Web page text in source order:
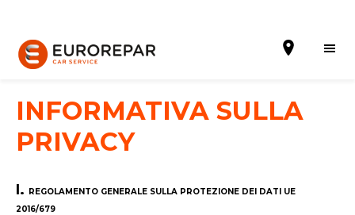
Richiedi un preventivo
INFORMATIVA SULLA
PRIVACY
I. REGOLAMENTO GENERALE SULLA PROTEZIONE DEI DATI UE
2016/679